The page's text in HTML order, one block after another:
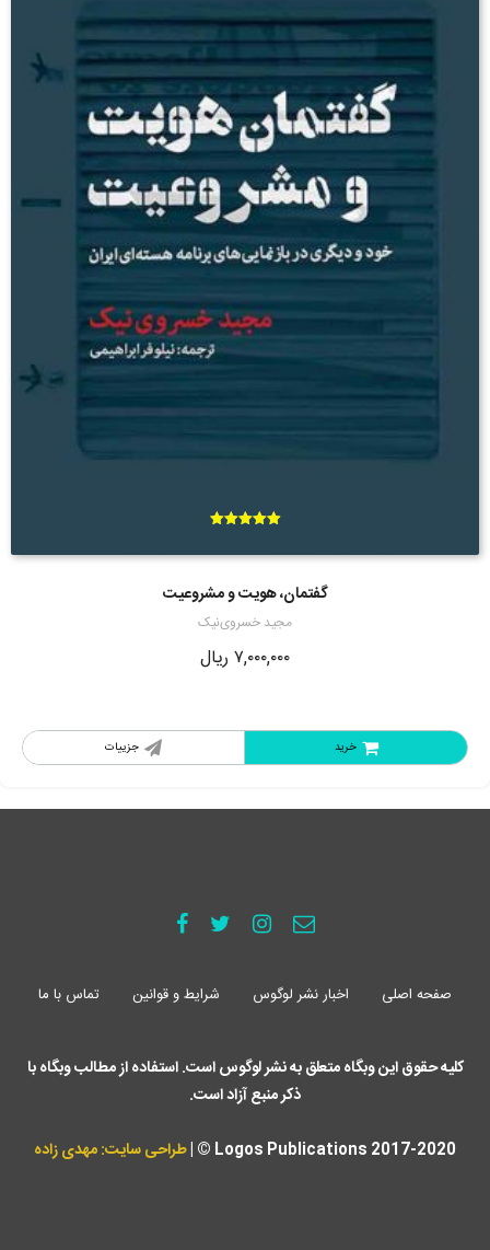
گفتمان، هویت و مشروعیت
مجید خسروی‌نیک
از 5
۷,۰۰۰,۰۰۰ ریال
جزییات خرید
صفحه اصلی اخبار نشر لوگوس شرایط و قوانین تماس با ما
کلیه حقوق این وبگاه متعلق به نشر لوگوس است. استفاده از مطالب وبگاه با
ذکر منبع آزاد است.
Logos Publications 2017-2020 © | طراحی سایت: مهدی زاده